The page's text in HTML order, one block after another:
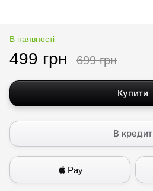
В наявності
499 грн 699 грн
Купити
В кредит
Pay